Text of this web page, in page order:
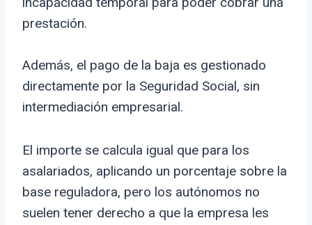
prestación.
Además, el pago de la baja es gestionado
directamente por la Seguridad Social, sin
intermediación empresarial.
El importe se calcula igual que para los
asalariados, aplicando un porcentaje sobre la
base reguladora, pero los autónomos no
suelen tener derecho a que la empresa les